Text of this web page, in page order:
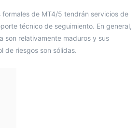
de MT4/5 tendrán servicios de
técnico de seguimiento. En general,
son relativamente maduros y sus
de riesgos son sólidas.